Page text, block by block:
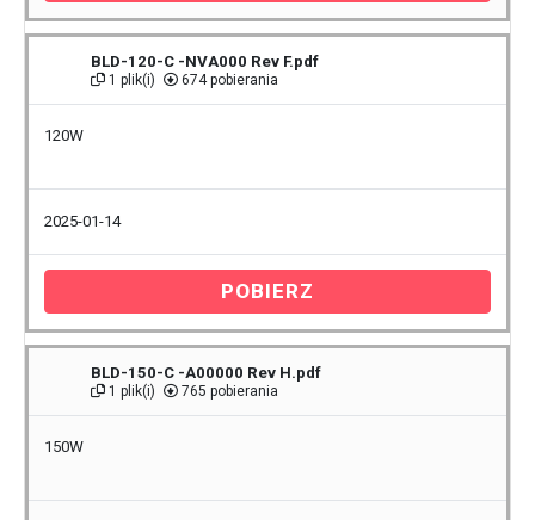
BLD-120-C -NVA000 Rev F.pdf
1 plik(i) 674 pobierania
120W
2025-01-14
POBIERZ
BLD-150-C -A00000 Rev H.pdf
1 plik(i) 765 pobierania
150W